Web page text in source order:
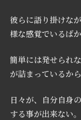
彼らに語り掛けな
様な感覚でいるば
簡単には発せられ
が詰まっているから
日々が、自分自身
する事が出来ない。